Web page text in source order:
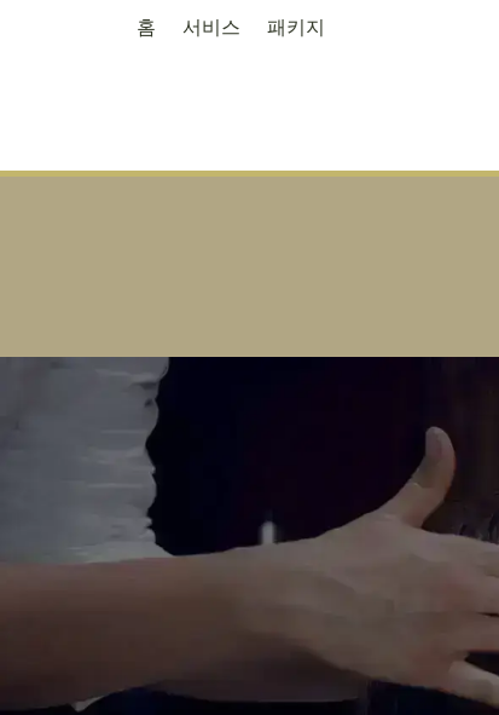
홈 서비스 패키지